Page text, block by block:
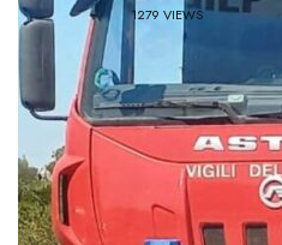
1279 VIEWS